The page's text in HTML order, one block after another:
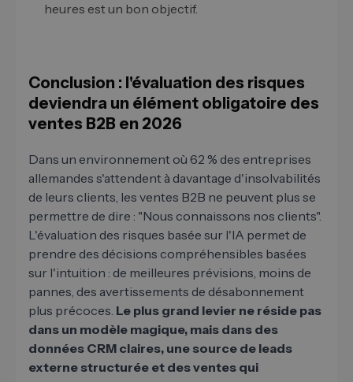
heures est un bon objectif.
Conclusion : l'évaluation des risques
deviendra un élément obligatoire des
ventes B2B en 2026
Dans un environnement où 62 % des entreprises
allemandes s'attendent à davantage d'insolvabilités
de leurs clients, les ventes B2B ne peuvent plus se
permettre de dire : "Nous connaissons nos clients".
L'évaluation des risques basée sur l'IA permet de
prendre des décisions compréhensibles basées
sur l'intuition : de meilleures prévisions, moins de
pannes, des avertissements de désabonnement
plus précoces. Le plus grand levier ne réside pas
dans un modèle magique, mais dans des
données CRM claires, une source de leads
externe structurée et des ventes qui